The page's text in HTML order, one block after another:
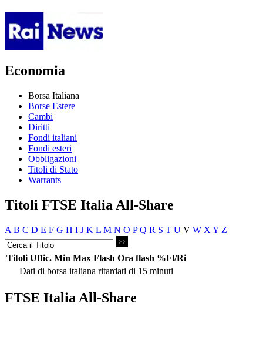
Economia
Borsa Italiana
Borse Estere
Cambi
Diritti
Fondi italiani
Fondi esteri
Obbligazioni
Titoli di Stato
Warrants
Titoli FTSE Italia All-Share
A B C D E F G H I J K L M N O P Q R S T U V W X Y Z
Titoli Uffic. Min Max Flash Ora flash %Fl/Ri
Dati di borsa italiana ritardati di 15 minuti
FTSE Italia All-Share